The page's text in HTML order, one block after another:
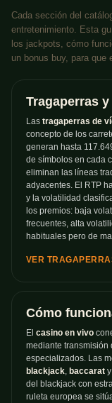
Cada sección del
entretenimiento. Esta
los jackpots, cómo
un bonus buy, para que
Tragaperras
Las tragaperras de
concepto de los
generan hasta
de símbolos en cada
eliminan las líneas
adyacentes. El RTP
y la volatilidad
los premios: baja
frecuentes, alta
habituales pero de
VER
Cómo
El casino en vivo
mediante transmisión
especializados. Las
blackjack baccarat
del blackjack con
ruleta europea se